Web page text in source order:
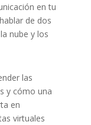
en tu
de dos
nube y los
las
y cómo una
en
virtuales